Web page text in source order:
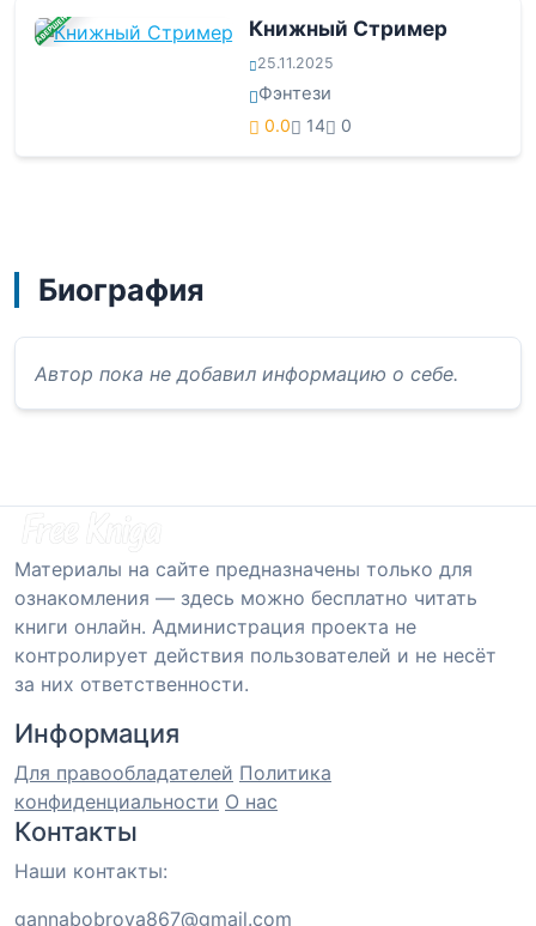
ЗАВЕРШЕНА Книжный Стример
25.11.2025
Фэнтези
0.0 14 0
Биография
Автор пока не добавил информацию о себе.
Материалы на сайте предназначены только для
ознакомления — здесь можно бесплатно читать
книги онлайн. Администрация проекта не
контролирует действия пользователей и не несёт
за них ответственности.
Информация
Для правообладателей Политика
конфиденциальности О нас
Контакты
Наши контакты:
gannabobrova867@gmail.com